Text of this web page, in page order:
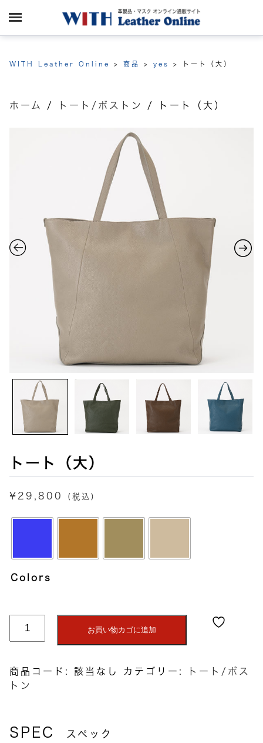
WITH Leather Online > 商品 > yes > トート（大）
ホーム / トート/ボストン / トート（大）
トート（大）
¥ 29,800 (税込)
Colors
個
お買い物カゴに追加
商品コード: 該当なし カテゴリー:
トート/ボス
トン
SPEC スペック